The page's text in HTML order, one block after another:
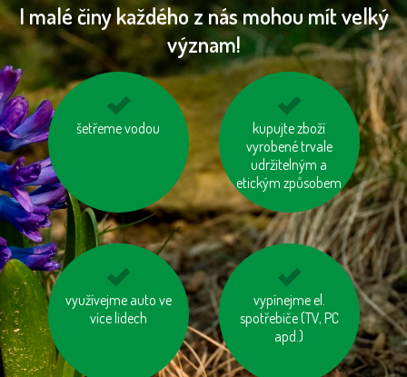
I malé činy každého z nás mohou mít velký
význam!
šetřeme vodou
biologicky rozložitelný
kupujte zboží
vyrobené trvale
udržitelným a
etickým způsobem
odevzdávejme
vysloužilé
elektrospotřebiče do
kontejnerů
využívejme auto ve
více lidech
nepřetápějme
místnosti
vypínejme el.
spotřebiče (TV, PC
apd.)
používejme výrobky z
recyklovaných
materiálů